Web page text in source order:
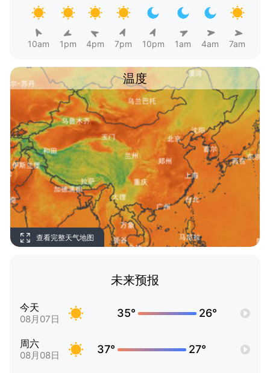
10am 1pm 4pm 7pm 10pm 1am 4am 7am
温度
查看完整天气地图
未来预报
今天
08月07日 35° 26°
周六
08月08日 37° 27°